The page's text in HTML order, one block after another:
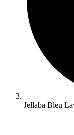
Jellaba Bleu